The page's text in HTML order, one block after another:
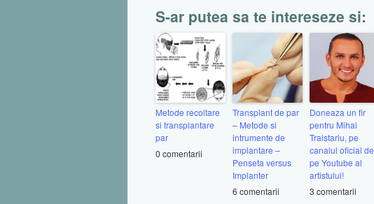
S-ar putea sa te intereseze si:
Metode recoltare
si transplantare
par
0 comentarii
Transplant de par
– Metode si
intrumente de
implantare –
Penseta versus
Implanter
6 comentarii
Doneaza un fir
pentru Mihai
Traistariu, pe
canalul oficial de
pe Youtube al
artistului!
3 comentarii